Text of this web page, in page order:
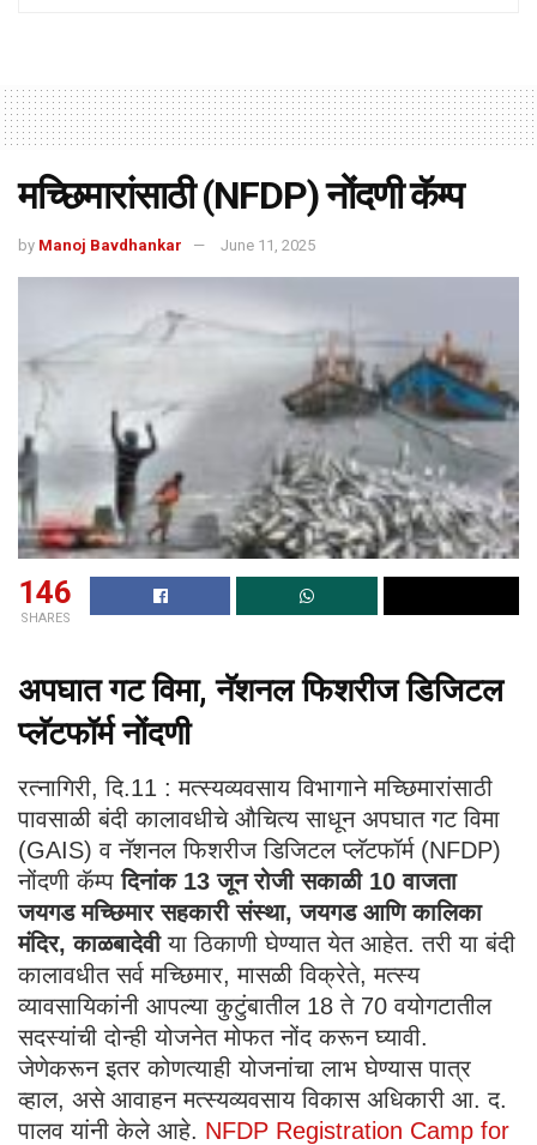
मच्छिमारांसाठी (NFDP) नोंदणी कॅम्प
by Manoj Bavdhankar June 11, 2025
146
SHARES
अपघात गट विमा, नॅशनल फिशरीज डिजिटल
प्लॅटफॉर्म नोंदणी
रत्नागिरी, दि.11 : मत्स्यव्यवसाय विभागाने मच्छिमारांसाठी
पावसाळी बंदी कालावधीचे औचित्य साधून अपघात गट विमा
(GAIS) व नॅशनल फिशरीज डिजिटल प्लॅटफॉर्म (NFDP)
नोंदणी कॅम्पदिनांक 13 जून रोजी सकाळी 10 वाजता
जयगड मच्छिमार सहकारी संस्था,जयगड आणि कालिका
मंदिर,काळबादेवीया ठिकाणी घेण्यात येत आहेत. तरी या बंदी
कालावधीत सर्व मच्छिमार, मासळी विक्रेते, मत्स्य
व्यावसायिकांनी आपल्या कुटुंबातील 18 ते 70 वयोगटातील
सदस्यांची दोन्ही योजनेत मोफत नोंद करून घ्यावी.
जेणेकरून इतर कोणत्याही योजनांचा लाभ घेण्यास पात्र
व्हाल, असे आवाहन मत्स्यव्यवसाय विकास अधिकारी आ. द.
पालव यांनी केले आहे. NFDP Registration Camp for